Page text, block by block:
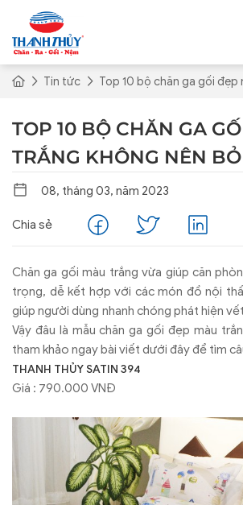
Tin tức Top 10 bộ chăn ga gối
TOP 10 BỘ CHĂN GA
TRẮNG KHÔNG NÊN
08, tháng 03, năm 2023
Chia sẻ
Chăn ga gối màu trắng vừa giúp căn
trọng, dễ kết hợp với các món đồ nội
giúp người dùng nhanh chóng phát hiện
Vậy đâu là mẫu chăn ga gối đẹp màu
tham khảo ngay bài viết dưới đây để tìm
THANH THỦY SATIN 394
Giá : 790.000 VNĐ